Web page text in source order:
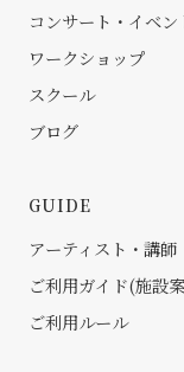
コンサート・イベン
ワークショップ
スクール
ブログ
GUIDE
アーティスト・講師
ご利用ガイド(施設
ご利用ルール